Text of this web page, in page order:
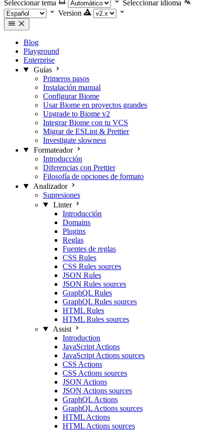
Seleccionar tema
Seleccionar idioma
Version
Blog
Playground
Enterprise
Guías
Primeros pasos
Instalación manual
Configurar Biome
Usar Biome en proyectos grandes
Upgrade to Biome v2
Integrar Biome con tu VCS
Migrar de ESLint & Prettier
Investigate slowness
Formateador
Introducción
Diferencias con Prettier
Filosofía de opciones de formato
Analizador
Supresiones
Linter
Introducción
Domains
Plugins
Reglas
Fuentes de reglas
CSS Rules
CSS Rules sources
JSON Rules
JSON Rules sources
GraphQL Rules
GraphQL Rules sources
HTML Rules
HTML Rules sources
Assist
Introduction
JavaScript Actions
JavaScript Actions sources
CSS Actions
CSS Actions sources
JSON Actions
JSON Actions sources
GraphQL Actions
GraphQL Actions sources
HTML Actions
HTML Actions sources